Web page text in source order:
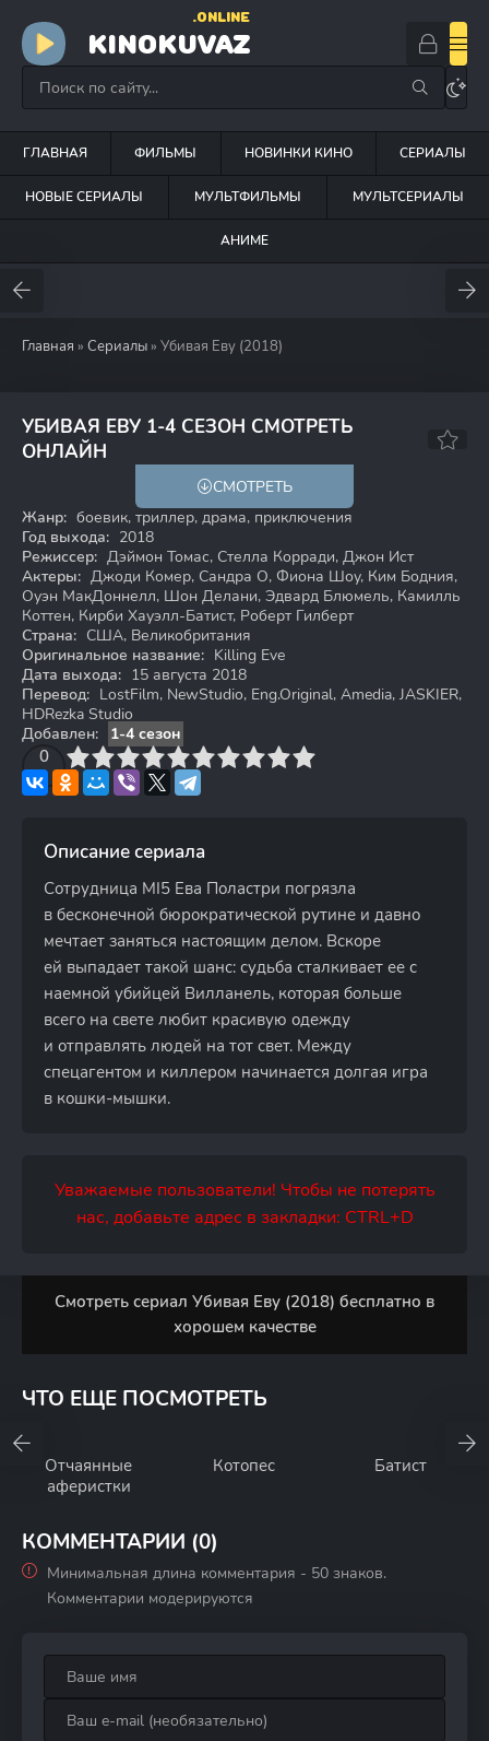
KINOKUVAZ
.ONLINE
ГЛАВНАЯ ФИЛЬМЫ НОВИНКИ КИНО СЕРИАЛЫ
НОВЫЕ СЕРИАЛЫ МУЛЬТФИЛЬМЫ МУЛЬТСЕРИАЛЫ
АНИМЕ
Главная » Сериалы » Убивая Еву (2018)
УБИВАЯ ЕВУ 1-4 СЕЗОН СМОТРЕТЬ
ОНЛАЙН
СМОТРЕТЬ
Жанр: боевик, триллер, драма, приключения
Год выхода: 2018
Режиссер: Дэймон Томас, Стелла Корради, Джон Ист
Актеры: Джоди Комер, Сандра О, Фиона Шоу, Ким Бодния,
Оуэн МакДоннелл, Шон Делани, Эдвард Блюмель, Камилль
Коттен, Кирби Хауэлл-Батист, Роберт Гилберт
Страна: США, Великобритания
Оригинальное название: Killing Eve
Дата выхода: 15 августа 2018
Перевод: LostFilm, NewStudio, Eng.Original, Amedia, JASKIER,
HDRezka Studio
Добавлен:
1-4 сезон
0
4 6 7 8 9 10
Описание сериала
Сотрудница MI5 Ева Поластри погрязла
в бесконечной бюрократической рутине и давно
мечтает заняться настоящим делом. Вскоре
ей выпадает такой шанс: судьба сталкивает ее с
наемной убийцей Вилланель, которая больше
всего на свете любит красивую одежду
и отправлять людей на тот свет. Между
спецагентом и киллером начинается долгая игра
в кошки-мышки.
Уважаемые пользователи! Чтобы не потерять
нас, добавьте адрес в закладки: CTRL+D
Смотреть сериал Убивая Еву (2018) бесплатно в
хорошем качестве
ЧТО ЕЩЕ ПОСМОТРЕТЬ
Отчаянные
аферистки
Котопес Батист
КОММЕНТАРИИ (0)
Минимальная длина комментария - 50 знаков.
Комментарии модерируются